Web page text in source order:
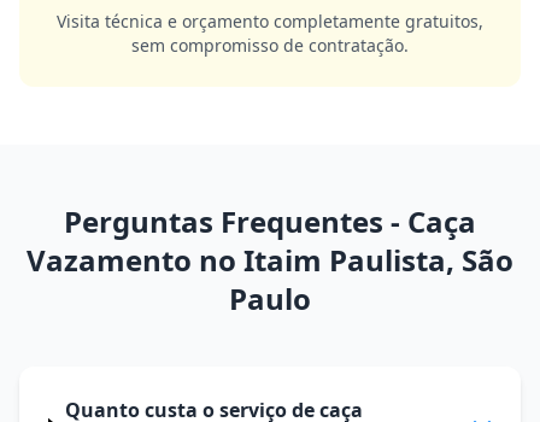
Visita técnica e orçamento completamente gratuitos,
sem compromisso de contratação.
Perguntas Frequentes - Caça
Vazamento no Itaim Paulista, São
Paulo
Quanto custa o serviço de caça